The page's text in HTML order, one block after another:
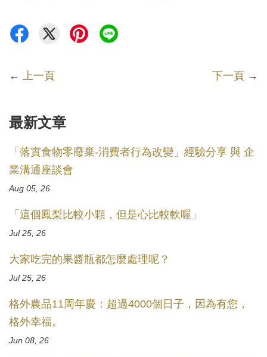
← 上一頁 下一頁 →
最新文章
「落實食物零廢棄-消費者行為改變」經驗分享 與 企
業溝通座談會
Aug 05, 26
「這個鳳梨比較小顆，但是心比較軟喔」
Jul 25, 26
大家吃完的果醬瓶都怎麼處理呢？
Jul 25, 26
格外農品11周年慶：超過4000個日子，因為有您，
格外幸福。
Jun 08, 26